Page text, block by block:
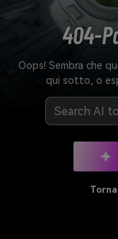
404-
Oops! Sembra che
qui sotto, o